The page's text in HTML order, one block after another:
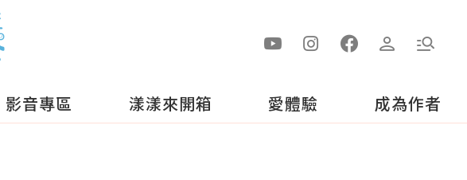
影音專區 漾漾來開箱 愛體驗 成為作者